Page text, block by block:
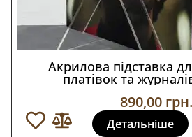
Акрилова підставка
платівок та
890,00 грн.
Детальніше